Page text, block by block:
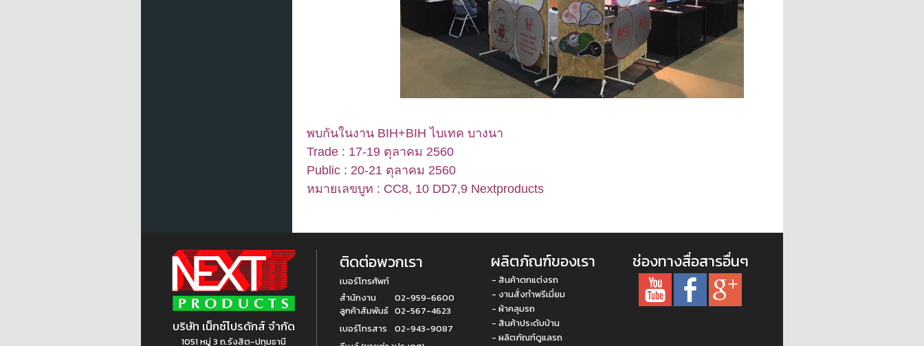
พบกันในงาน BIH+BIH ไบเทค บางนา
Trade : 17-19 ตุลาคม 2560
Public : 20-21 ตุลาคม 2560
หมายเลขบูท : CC8, 10 DD7,9 Nextproducts
บริษัท เน็กซ์โปรดักส์ จำกัด
1051 หมู่ 3 ถ.รังสิต-ปทุมธานี
ติดต่อพวกเรา
เบอร์โทรศัพท์
สำนักงาน
02-959-6600
ลูกค้าสัมพันธ์ 02-567-4623
เบอร์โทรสาร
02-943-9087
ผลิตภัณฑ์ของเรา
- สินค้าตกแต่งรถ
- งานสั่งทำพรีเมี่ยม
- ผ้าคลุมรถ
- สินค้าประดับบ้าน
- ผลิตภัณฑ์ดูแลรถ
ช่องทางสื่อสารอื่นๆ